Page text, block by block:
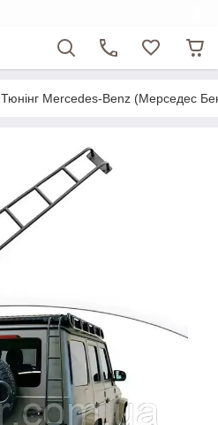
Тюнінг Mercedes-Benz (Мерседес